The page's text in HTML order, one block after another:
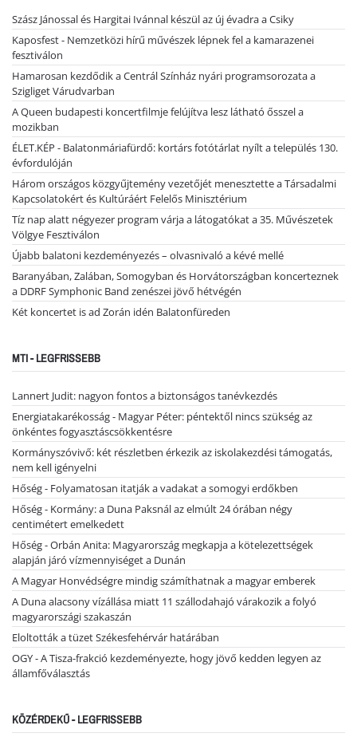
Szász Jánossal és Hargitai Ivánnal készül az új évadra a Csiky
Kaposfest - Nemzetközi hírű művészek lépnek fel a kamarazenei
fesztiválon
Hamarosan kezdődik a Centrál Színház nyári programsorozata a
Szigliget Várudvarban
A Queen budapesti koncertfilmje felújítva lesz látható ősszel a
mozikban
ÉLET.KÉP - Balatonmáriafürdő: kortárs fotótárlat nyílt a település 130.
évfordulóján
Három országos közgyűjtemény vezetőjét menesztette a Társadalmi
Kapcsolatokért és Kultúráért Felelős Minisztérium
Tíz nap alatt négyezer program várja a látogatókat a 35. Művészetek
Völgye Fesztiválon
Újabb balatoni kezdeményezés – olvasnivaló a kévé mellé
Baranyában, Zalában, Somogyban és Horvátországban koncerteznek
a DDRF Symphonic Band zenészei jövő hétvégén
Két koncertet is ad Zorán idén Balatonfüreden
MTI - LEGFRISSEBB
Lannert Judit: nagyon fontos a biztonságos tanévkezdés
Energiatakarékosság - Magyar Péter: péntektől nincs szükség az
önkéntes fogyasztáscsökkentésre
Kormányszóvivő: két részletben érkezik az iskolakezdési támogatás,
nem kell igényelni
Hőség - Folyamatosan itatják a vadakat a somogyi erdőkben
Hőség - Kormány: a Duna Paksnál az elmúlt 24 órában négy
centimétert emelkedett
Hőség - Orbán Anita: Magyarország megkapja a kötelezettségek
alapján járó vízmennyiséget a Dunán
A Magyar Honvédségre mindig számíthatnak a magyar emberek
A Duna alacsony vízállása miatt 11 szállodahajó várakozik a folyó
magyarországi szakaszán
Eloltották a tüzet Székesfehérvár határában
OGY - A Tisza-frakció kezdeményezte, hogy jövő kedden legyen az
államfőválasztás
KÖZÉRDEKŰ - LEGFRISSEBB